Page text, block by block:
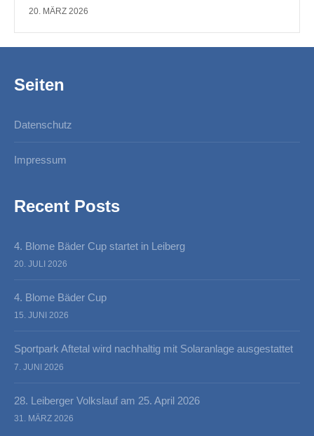
20. MÄRZ 2026
Seiten
Datenschutz
Impressum
Recent Posts
4. Blome Bäder Cup startet in Leiberg
20. JULI 2026
4. Blome Bäder Cup
15. JUNI 2026
Sportpark Aftetal wird nachhaltig mit Solaranlage ausgestattet
7. JUNI 2026
28. Leiberger Volkslauf am 25. April 2026
31. MÄRZ 2026